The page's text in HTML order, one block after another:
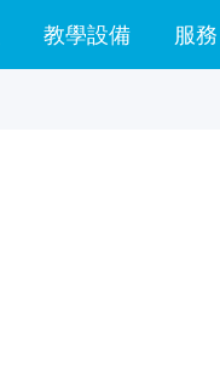
教學設備 服務